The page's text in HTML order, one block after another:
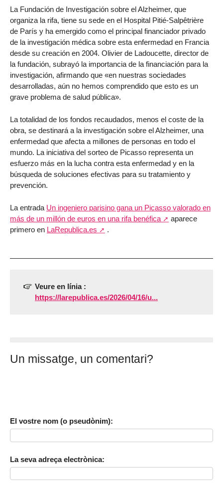
La Fundación de Investigación sobre el Alzheimer, que
organiza la rifa, tiene su sede en el Hospital Pitié-Salpêtrière
de París y ha emergido como el principal financiador privado
de la investigación médica sobre esta enfermedad en Francia
desde su creación en 2004. Olivier de Ladoucette, director de
la fundación, subrayó la importancia de la financiación para la
investigación, afirmando que «en nuestras sociedades
desarrolladas, aún no hemos comprendido que esto es un
grave problema de salud pública».
La totalidad de los fondos recaudados, menos el coste de la
obra, se destinará a la investigación sobre el Alzheimer, una
enfermedad que afecta a millones de personas en todo el
mundo. La iniciativa del sorteo de Picasso representa un
esfuerzo más en la lucha contra esta enfermedad y en la
búsqueda de soluciones efectivas para su tratamiento y
prevención.
La entrada Un ingeniero parisino gana un Picasso valorado en
más de un millón de euros en una rifa benéfica
aparece
primero en LaRepublica.es .
Veure en línia :
https://larepublica.es/2026/04/16/u...
Un missatge, un comentari?
El vostre nom (o pseudònim):
La seva adreça electrònica: